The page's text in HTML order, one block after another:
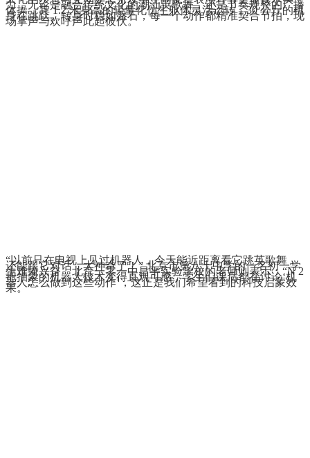
力，无论是融合传统文化的潮汕英歌舞，还是节奏规整的广播
体操，其 1.2 米身高的轻量化仿生躯体灵活运转，30 公斤的机
身在跳跃、转身时稳如磐石，每一个动作都精准契合节拍，现
场掌声与欢呼声此起彼伏。
“以前只在电视上见过机器人，今天能近距离看它跳英歌舞，
还能跟它对话，太神奇了！” 北京市第八十中学的一名初一学
生难掩兴奋。北京一零一中昌平实验学校的老师则表示：“N 2
把抽象的机器人技术变得直观可感，学生们课后都在讨论‘机
器人怎么做到这些动作’，这正是我们希望看到的科技启蒙效
果。”